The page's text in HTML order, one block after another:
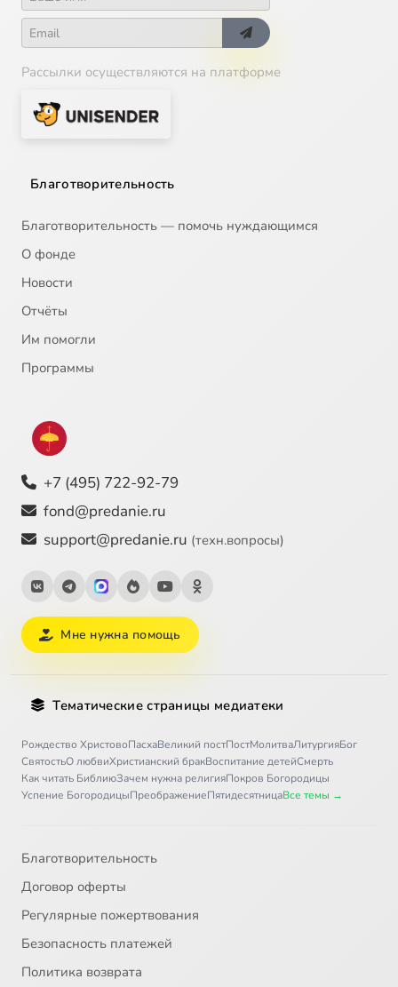
Рассылки осуществляются на платформе
Благотворительность
Благотворительность — помочь нуждающимся
О фонде
Новости
Отчёты
Им помогли
Программы
+7 (495) 722-92-79
fond@predanie.ru
support@predanie.ru (техн.вопросы)
Мне нужна помощь
Тематические страницы медиатеки
Рождество ХристовоПасхаВеликий постПостМолитваЛитургияБог
СвятостьО любвиХристианский бракВоспитание детейСмерть
Как читать БиблиюЗачем нужна религияПокров Богородицы
Успение БогородицыПреображениеПятидесятницаВсе темы →
Благотворительность
Договор оферты
Регулярные пожертвования
Безопасность платежей
Политика возврата